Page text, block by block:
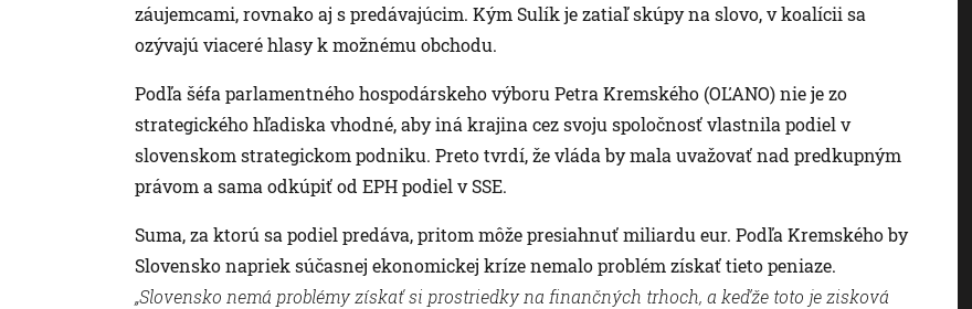
záujemcami, rovnako aj s predávajúcim. Kým Sulík je zatiaľ skúpy na slovo, v koalícii sa
ozývajú viaceré hlasy k možnému obchodu.
Podľa šéfa parlamentného hospodárskeho výboru Petra Kremského (OĽANO) nie je zo
strategického hľadiska vhodné, aby iná krajina cez svoju spoločnosť vlastnila podiel v
slovenskom strategickom podniku. Preto tvrdí, že vláda by mala uvažovať nad predkupným
právom a sama odkúpiť od EPH podiel v SSE.
Suma, za ktorú sa podiel predáva, pritom môže presiahnuť miliardu eur. Podľa Kremského by
Slovensko napriek súčasnej ekonomickej kríze nemalo problém získať tieto peniaze.
„Slovensko nemá problémy získať si prostriedky na finančných trhoch, a keďže toto je zisková